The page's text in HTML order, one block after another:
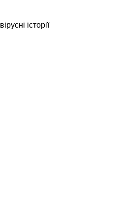
історії